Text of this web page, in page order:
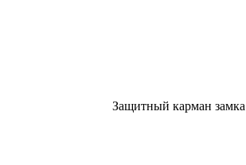
Защитный карман замка